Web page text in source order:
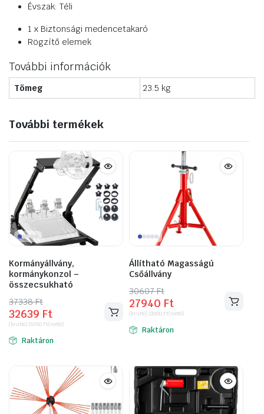
Évszak: Téli
1 x Biztonsági medencetakaró
Rögzítő elemek
További információk
Tömeg 23.5 kg
További termékek
Kormányállvány,
kormánykonzol –
összecsukható
37338Ft
Original
price
was:
37338 Ft.
32639 Ft
Current
price
is:
32639 Ft.
(bruttó)25700 Ft(nettó)
Raktáron
Állítható Magasságú
Csőállvány
30607Ft
Original
price
was:
30607 Ft.
27940 Ft
Current
price
is:
27940 Ft.
(bruttó)22000 Ft(nettó)
Raktáron